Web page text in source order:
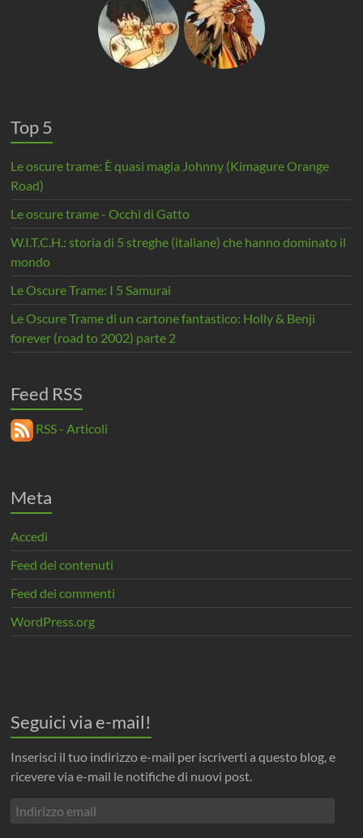
Top 5
Le oscure trame: È quasi magia Johnny (Kimagure Orange
Road)
Le oscure trame - Occhi di Gatto
W.I.T.C.H.: storia di 5 streghe (italiane) che hanno dominato il
mondo
Le Oscure Trame: I 5 Samurai
Le Oscure Trame di un cartone fantastico: Holly & Benji
forever (road to 2002) parte 2
Feed RSS
RSS - Articoli
Meta
Accedi
Feed dei contenuti
Feed dei commenti
WordPress.org
Seguici via e-mail!
Inserisci il tuo indirizzo e-mail per iscriverti a questo blog, e
ricevere via e-mail le notifiche di nuovi post.
Indirizzo
email